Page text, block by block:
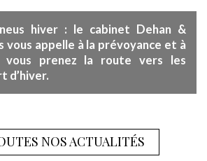
hiver : le cabinet Dehan &
vous appelle à la prévoyance et à
vous prenez la route vers les
d’hiver.
NOS ACTUALITÉS